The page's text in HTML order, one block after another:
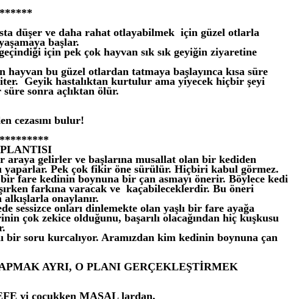
düşer ve daha rahat otlayabilmek için güzel otlarla
başlar.
için pek çok hayvan sık sık geyiğin ziyaretine
hayvan bu güzel otlardan tatmaya başlayınca kısa süre
Geyik hastalıktan kurtulur ama yiyecek hiçbir şeyi
süre sonra açlıktan ölür.
cezasını bulur!
gelirler ve başlarına musallat olan bir kediden
yaparlar. Pek çok fikir öne sürülür. Hiçbiri kabul görmez.
fare kedinin boynuna bir çan asmayı önerir. Böylece kedi
farkına varacak ve kaçabileceklerdir. Bu öneri
onaylanır.
sessizce onları dinlemekte olan yaşlı bir fare ayağa
çok zekice olduğunu, başarılı olacağından hiç kuşkusu
bir soru kurcalıyor. Aramızdan kim kedinin boynuna çan
AYRI, O PLANI GERÇEKLEŞTİRMEK
yi çocukken MASAL lardan,